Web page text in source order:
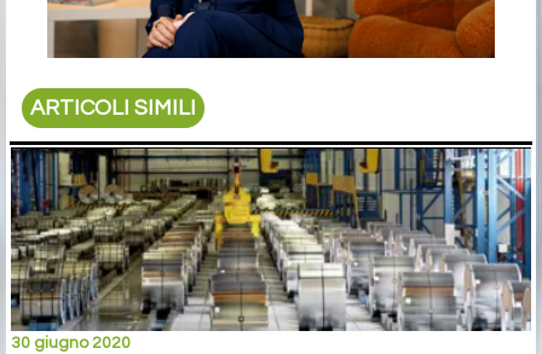
ARTICOLI SIMILI
30 giugno 2020